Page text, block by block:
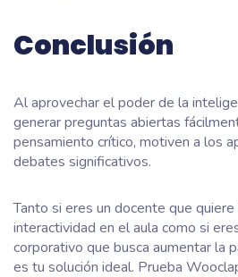
Conclusión
Al aprovechar el poder de la
generar preguntas abiertas
pensamiento crítico, motiven a los
debates significativos.
Tanto si eres un docente que
interactividad en el aula como si
corporativo que busca aumentar la
es tu solución ideal. Prueba